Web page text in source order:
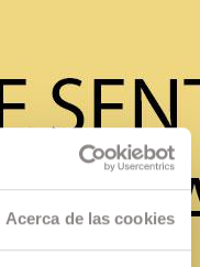
Acerca de las cookies